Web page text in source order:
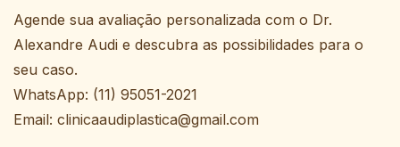
Agende sua avaliação personalizada com o Dr.
Alexandre Audi e descubra as possibilidades para o
seu caso.
WhatsApp: (11) 95051-2021
Email: clinicaaudiplastica@gmail.com